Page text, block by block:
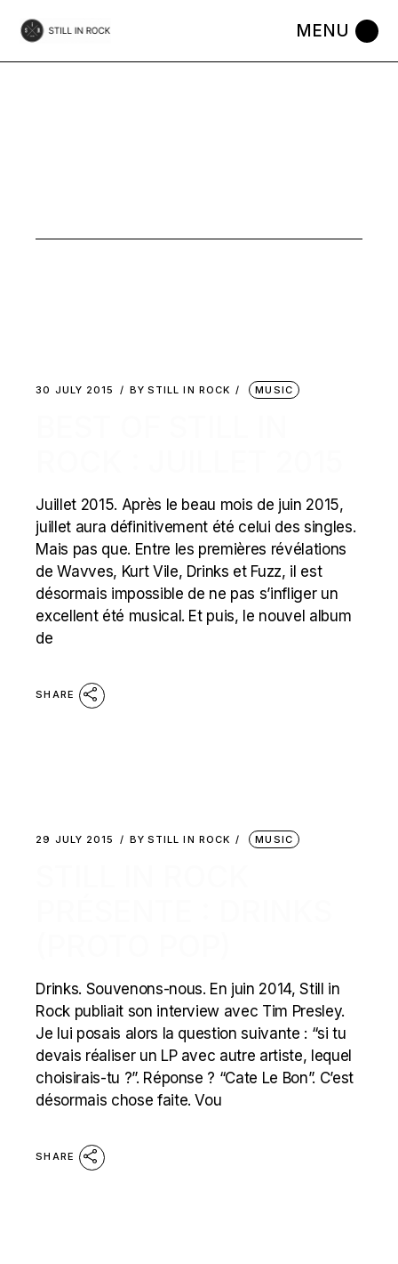
the
30 JULY 2015 BY STILL IN ROCK MUSIC
Juillet 2015. Après le beau mois de juin 2015,
juillet aura définitivement été celui des singles.
Mais pas que. Entre les premières révélations
de Wavves, Kurt Vile, Drinks et Fuzz, il est
désormais impossible de ne pas s’infliger un
excellent été musical. Et puis, le nouvel album
de
SHARE
29 JULY 2015 BY STILL IN ROCK MUSIC
Drinks. Souvenons-nous. En juin 2014, Still in
Rock publiait son interview avec Tim Presley.
Je lui posais alors la question suivante : “si tu
devais réaliser un LP avec autre artiste, lequel
choisirais-tu ?”. Réponse ? “Cate Le Bon”. C’est
désormais chose faite. Vou
SHARE